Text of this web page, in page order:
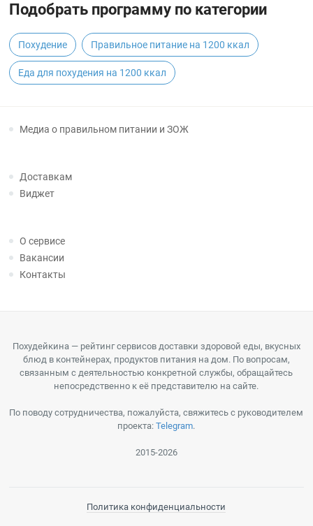
Подобрать программу по категории
Похудение Правильное питание на 1200 ккал
Еда для похудения на 1200 ккал
Медиа о правильном питании и ЗОЖ
Доставкам
Виджет
О сервисе
Вакансии
Контакты
Похудейкина — рейтинг сервисов доставки здоровой еды, вкусных
блюд в контейнерах, продуктов питания на дом. По вопросам,
связанным с деятельностью конкретной службы, обращайтесь
непосредственно к её представителю на сайте.
По поводу сотрудничества, пожалуйста, свяжитесь с руководителем
проекта:Telegram.
2015-2026
Политика конфиденциальности